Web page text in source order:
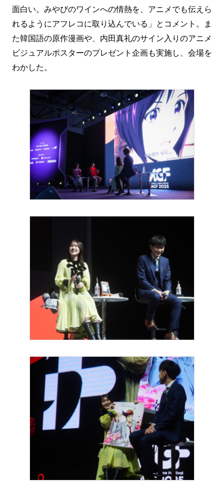
面白い。みやびのワインへの情熱を、アニメでも伝えら
れるようにアフレコに取り込んでいる」とコメント。ま
た韓国語の原作漫画や、内田真礼のサイン入りのアニメ
ビジュアルポスターのプレゼント企画も実施し、会場を
わかした。